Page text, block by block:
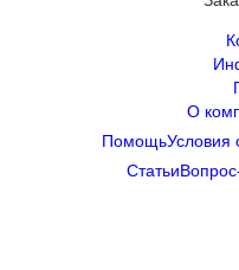
О
ПомощьУсловия
Статьи